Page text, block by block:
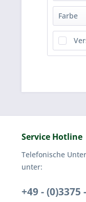
Farbe
Service Hotline
Telefonische
unter:
+49 - (0)3375